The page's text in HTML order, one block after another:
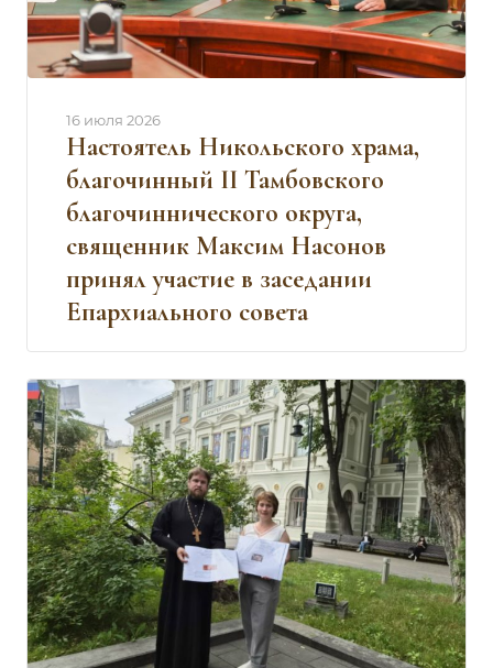
Настоятель Никольского храма,
благочинный II Тамбовского
благочиннического округа,
священник Максим Насонов
принял участие в заседании
Епархиального совета
16 июля 2026